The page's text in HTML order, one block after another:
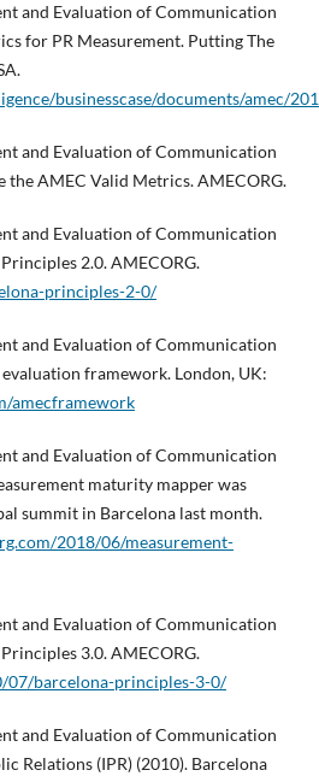
and Evaluation of Communication
for PR Measurement. Putting The
businesscase/documents/amec/
and Evaluation of Communication
the AMEC Valid Metrics. AMECORG.
and Evaluation of Communication
2.0. AMECORG.
principles-2-0/
and Evaluation of Communication
framework. London, UK:
amecframework
and Evaluation of Communication
maturity mapper was
summit in Barcelona last month.
2018/06/measurement-
and Evaluation of Communication
3.0. AMECORG.
07/barcelona-principles-3-0/
and Evaluation of Communication
Relations (IPR) (2010). Barcelona